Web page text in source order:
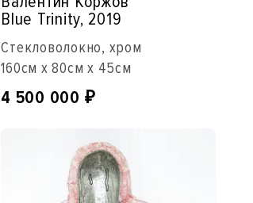
Blue Trinity, 2019
Стекловолокно, хром
160см x 80см x 45см
4 500 000 ₽